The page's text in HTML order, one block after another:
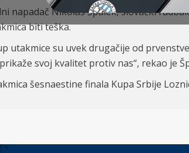
napadač Nikolas Špalek, slovački
biti teška.
utakmice su uvek drugačije od
svoj kvalitet protiv nas“, rekao je
šesnaestine finala Kupa Srbije